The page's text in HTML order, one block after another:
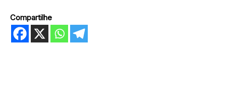
Compartilhe